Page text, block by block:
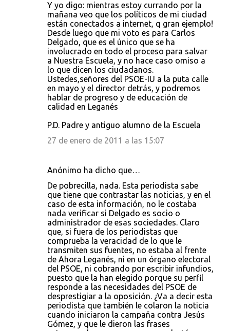
Y yo digo: mientras estoy currando por la
mañana veo que los políticos de mi ciudad
están conectados a internet, q gran ejemplo!
Desde luego que mi voto es para Carlos
Delgado, que es el único que se ha
involucrado en todo el proceso para salvar
a Nuestra Escuela, y no hace caso omiso a
lo que dicen los ciudadanos.
Ustedes,señores del PSOE-IU a la puta calle
en mayo y el director detrás, y podremos
hablar de progreso y de educación de
calidad en Leganés
P.D. Padre y antiguo alumno de la Escuela
27 de enero de 2011 a las 15:07
Anónimo ha dicho que…
De pobrecilla, nada. Esta periodista sabe
que tiene que contrastar las noticias, y en el
caso de esta información, no le costaba
nada verificar si Delgado es socio o
administrador de esas sociedades. Claro
que, si fuera de los periodistas que
comprueba la veracidad de lo que le
transmiten sus fuentes, no estaba al frente
de Ahora Leganés, ni en un órgano electoral
del PSOE, ni cobrando por escribir infundios,
puesto que la han elegido porque su perfil
responde a las necesidades del PSOE de
desprestigiar a la oposición. ¿Va a decir esta
periodista que también le colaron la noticia
cuando iniciaron la campaña contra Jesús
Gómez, y que le dieron las frases